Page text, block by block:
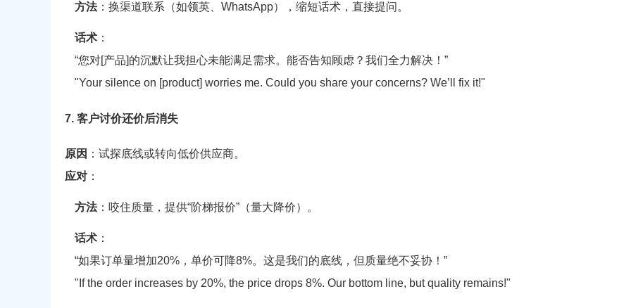
方法：换渠道联系（如领英、WhatsApp），缩短话术，直接提问。
话术 ：
“您对[产品]的沉默让我担心未能满足需求。能否告知顾虑？我们全力解决！”
"Your silence on [product] worries me. Could you share your concerns? We’ll fix it!"
7. 客户讨价还价后消失
原因 ：试探底线或转向低价供应商。
应对 ：
方法：咬住质量，提供“阶梯报价”（量大降价）。
话术 ：
“如果订单量增加20%，单价可降8%。这是我们的底线，但质量绝不妥协！”
"If the order increases by 20%, the price drops 8%. Our bottom line, but quality remains!"